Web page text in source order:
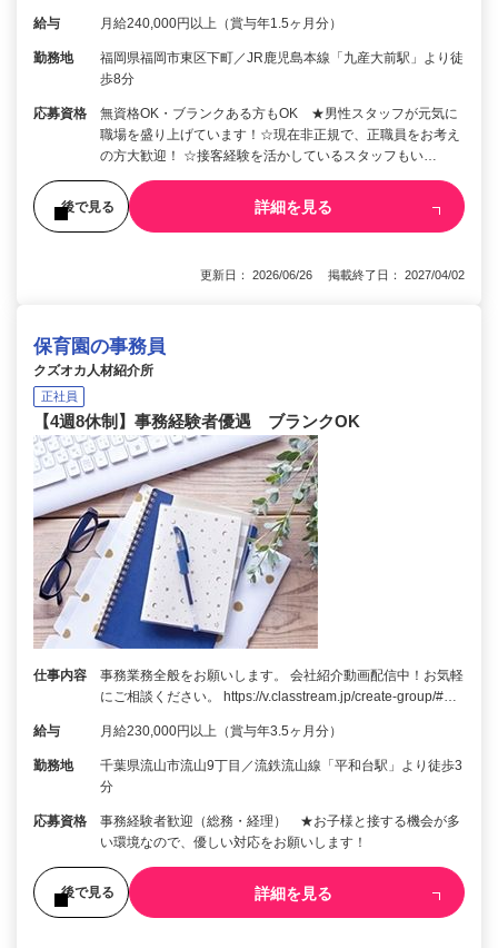
給与 月給240,000円以上（賞与年1.5ヶ月分）
勤務地
福岡県福岡市東区下町／JR鹿児島本線「九産大前駅」より徒
歩8分
応募資格
無資格OK・ブランクある方もOK ★男性スタッフが元気に
職場を盛り上げています！☆現在非正規で、正職員をお考え
の方大歓迎！ ☆接客経験を活かしているスタッフもい…
後で見る 詳細を見る
更新日： 2026/06/26 掲載終了日： 2027/04/02
保育園の事務員
クズオカ人材紹介所
正社員
【4週8休制】事務経験者優遇 ブランクOK
仕事内容
事務業務全般をお願いします。 会社紹介動画配信中！お気軽
にご相談ください。 https://v.classtream.jp/create-group/#…
給与 月給230,000円以上（賞与年3.5ヶ月分）
勤務地
千葉県流山市流山9丁目／流鉄流山線「平和台駅」より徒歩3
分
応募資格
事務経験者歓迎（総務・経理） ★お子様と接する機会が多
い環境なので、優しい対応をお願いします！
後で見る 詳細を見る